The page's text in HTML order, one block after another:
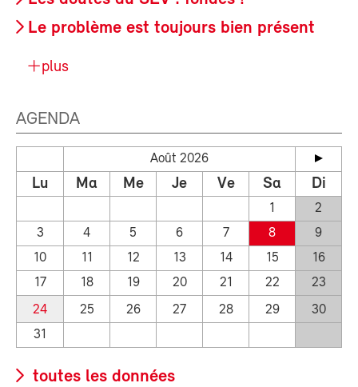
Le problème est toujours bien présent
plus
AGENDA
Août 2026
Lu Ma Me Je Ve Sa Di
1
2
3
4 5 6 7 8
9
10
11 12 13 14 15
16
17
18 19 20 21 22
23
24
25 26 27 28 29
30
31
toutes les données